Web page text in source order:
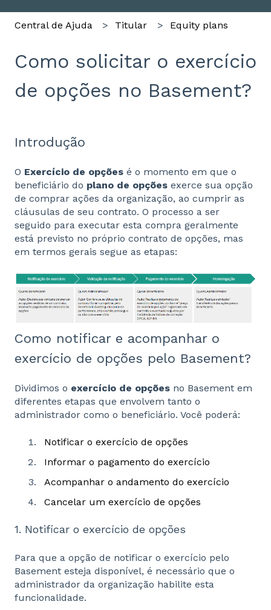
Central de Ajuda Titular Equity plans
Como solicitar o exercício
de opções no Basement?
Introdução
O Exercício de opções é o momento em que o
beneficiário do plano de opções exerce sua opção
de comprar ações da organização, ao cumprir as
cláusulas de seu contrato. O processo a ser
seguido para executar esta compra geralmente
está previsto no próprio contrato de opções, mas
em termos gerais segue as etapas:
Como notificar e acompanhar o
exercício de opções pelo Basement?
Dividimos o exercício de opções no Basement em
diferentes etapas que envolvem tanto o
administrador como o beneficiário. Você poderá:
Notificar o exercício de opções
Informar o pagamento do exercício
Acompanhar o andamento do exercício
Cancelar um exercício de opções
1. Notificar o exercício de opções
Para que a opção de notificar o exercício pelo
Basement esteja disponível, é necessário que o
administrador da organização habilite esta
funcionalidade.